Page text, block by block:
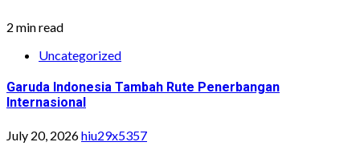
2 min read
Uncategorized
Garuda Indonesia Tambah Rute Penerbangan
Internasional
July 20, 2026hiu29x5357